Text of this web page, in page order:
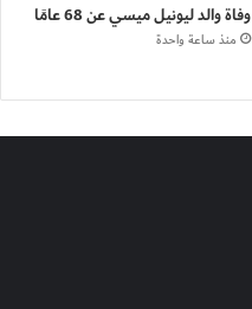
وفاة والد ليونيل ميسي عن 68 عامًا
منذ ساعة واحدة